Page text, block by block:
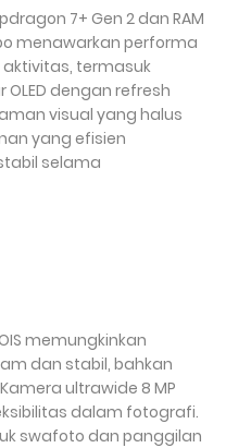
7+ Gen 2 dan RAM
menawarkan performa
termasuk
dengan refresh
visual yang halus
yang efisien
selama
memungkinkan
dan stabil, bahkan
ultrawide 8 MP
dalam fotografi.
swafoto dan panggilan